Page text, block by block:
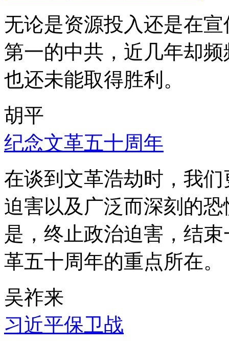
无论是资源投入还是在
第一的中共，近几年却
也还未能取得胜利。
胡平
纪念文革五十周年
在谈到文革浩劫时，我
迫害以及广泛而深刻的
是，终止政治迫害，结
革五十周年的重点所在。
吴祚来
习近平保卫战